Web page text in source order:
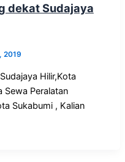
dekat Sudajaya
2019
Hilir,Kota
Sewa Peralatan
Sukabumi , Kalian